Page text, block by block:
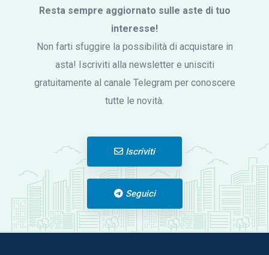
Resta sempre aggiornato sulle aste di tuo
interesse!
Non farti sfuggire la possibilità di acquistare in
asta! Iscriviti alla newsletter e unisciti
gratuitamente al canale Telegram per conoscere
tutte le novità.
Iscriviti
Seguici